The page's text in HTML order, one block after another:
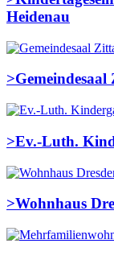
Heidenau
>Gemeindesaal
>Ev.-Luth.
>Wohnhaus